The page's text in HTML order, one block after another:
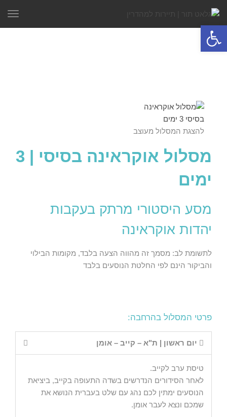
להצגת המסלול מעוצב
מסלול אוקראינה בסיסי | 3
ימים
מסע היסטורי מרתק בעקבות
יהדות אוקראינה
לתשומת לב: מסמך זה מהווה הצעה בלבד, מקומות הבילוי
והביקור הינם לפי החלטת הנוסעים בלבד
פרטי המסלול בהרחבה:
יום ראשון | ת"א – קייב – אומן
טיסת ערב לקייב.
לאחר הסידורים הנדרשים בשדה התעופה בקייב, ביציאת
הנוסעים ימתין לכם נהג עם שלט בעברית הנושא את
שמכם ונצא לעבר אומן.
פתח סרגל נגישות